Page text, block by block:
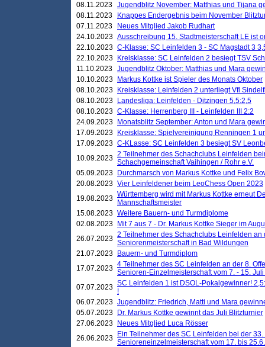
08.11.2023 Jugendblitz November: Matthias und Tijana
08.11.2023
Knappes Endergebnis beim November
07.11.2023
Neues Mitglied Jakob Rudhart
24.10.2023 Ausschreibung 15. Stadtmeisterschaft LE ist
22.10.2023 C-Klasse: SC Leinfelden 3 - SC Magstadt 3
22.10.2023
Kreisklasse: SC Leinfelden 2 besiegt TSV
11.10.2023 Jugendblitz Oktober: Matthias und Mara
10.10.2023
Markus Kottke ist Spieler des Monats Oktober
08.10.2023
Kreisklasse: Leinfelden 2 unterliegt Vfl
08.10.2023
Landesliga: Leinfelden - Ditzingen 5,5:2,5
08.10.2023 C-Klasse: Herrenberg III - Leinfelden III 2:2
24.09.2023
Monatsblitz September: Anton und Mara
17.09.2023
Kreisklasse: Spielvereinigung Renningen 1
17.09.2023 C-KLasse: SC Leinfelden 3 besiegt SV
10.09.2023 2 Teilnehmer des Schachclubs Leinfelden
Schachgemeinschaft Vaihingen / Rohr e.V.
05.09.2023
Durchmarsch von Markus Kottke und Felix
20.08.2023 Vier Leinfeldener beim LeoChess Open 2023
19.08.2023 Württemberg wird mit Markus Kottke erneut
Mannschaftsmeister
15.08.2023 Weitere Bauern- und Turmdiplome
02.08.2023
Mit 7 aus 7 - Dr. Markus Kottke Sieger im
26.07.2023 2 Teilnehmer des Schachclubs Leinfelden an
Seniorenmeisterschaft in Bad Wildungen
21.07.2023
Bauern- und Turmdiplom
17.07.2023 4 Teilnehmer des SC Leinfelden an der 8.
Senioren-Einzelmeisterschaft vom 7. - 15.
07.07.2023 SC Leinfelden 1 ist DSOL-Pokalgewinner!
!
06.07.2023 Jugendblitz: Friedrich, Matti und Mara
05.07.2023
Dr. Markus Kottke gewinnt das Juli Blitzturnier
27.06.2023
Neues Mitglied Luca Rösser
26.06.2023
Ein Teilnehmer des SC Leinfelden bei der
Senioreneinzelmeisterschaft vom 17. bis